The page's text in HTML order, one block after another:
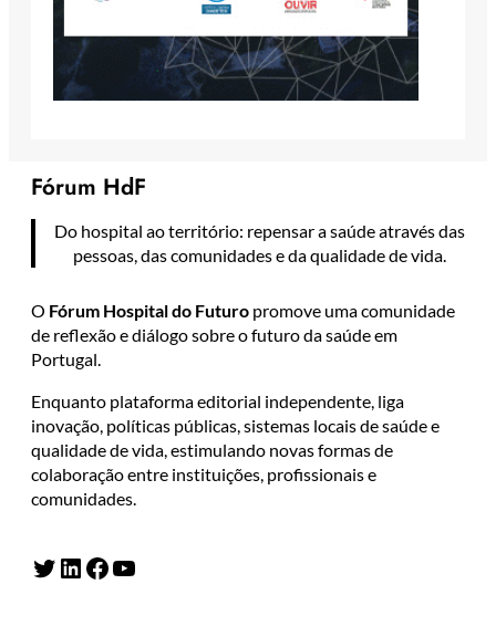
Fórum HdF
Do hospital ao território: repensar a saúde através das
pessoas, das comunidades e da qualidade de vida.
O Fórum Hospital do Futuro promove uma comunidade
de reflexão e diálogo sobre o futuro da saúde em
Portugal.
Enquanto plataforma editorial independente, liga
inovação, políticas públicas, sistemas locais de saúde e
qualidade de vida, estimulando novas formas de
colaboração entre instituições, profissionais e
comunidades.
Twitter LinkedIn Facebook YouTube